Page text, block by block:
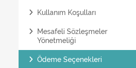
Kullanım Koşulları
Mesafeli Sözleşmeler
Yönetmeliği
Ödeme Seçenekleri